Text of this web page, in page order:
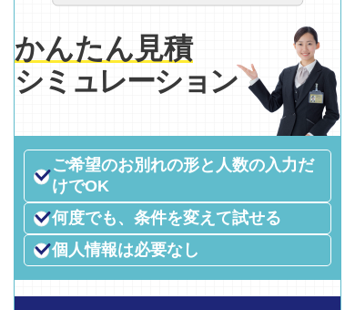
かんたん見積
シミュレーション
ご希望のお別れの形と人数の入力だ
けでOK
何度でも、条件を変えて試せる
個人情報は必要なし